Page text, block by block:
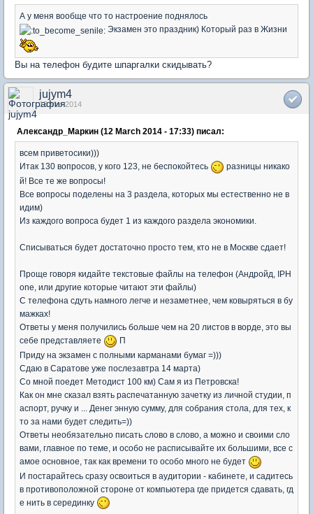
А у меня вообще что то настроение поднялось
Экзамен это праздник) Который раз в Жизни
Вы на телефон будите шпаргалки скидывать?
jujym4
13 Mar 2014
Александр_Маркин (12 March 2014 - 17:33) писал:
всем приветосики)))
Итак 130 вопросов, у кого 123, не беспокойтесь
разницы никако
й! Все те же вопросы!
Все вопросы поделены на 3 раздела, которых мы естественно не в
идим)
Из каждого вопроса будет 1 из каждого раздела экономики.
Списываться будет достаточно просто тем, кто не в Москве сдает!
Проще говоря кидайте текстовые файлы на телефон (Андройд, IPH
one, или другие которые читают эти файлы)
С телефона сдуть намного легче и незаметнее, чем ковыряться в бу
мажках!
Ответы у меня получились больше чем на 20 листов в ворде, это вы
себе представляете
П
Приду на экзамен с полными карманами бумаг =)))
Сдаю в Саратове уже послезавтра 14 марта)
Со мной поедет Методист 100 км) Сам я из Петровска!
Как он мне сказал взять распечатанную зачетку из личной студии, п
аспорт, ручку и ... Денег энную сумму, для собрания стола, для тех, к
то за нами будет следить=))
Ответы необязательно писать слово в слово, а можно и своими сло
вами, главное по теме, и особо не расписывайте их большими, все с
амое основное, так как времени то особо много не будет
И постарайтесь сразу освоиться в аудитории - кабинете, и садитесь
в противоположной стороне от компьютера где придется сдавать, гд
е нить в серединку